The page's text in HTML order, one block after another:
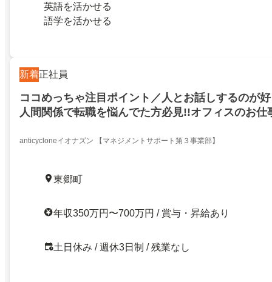
英語を活かせる
語学を活かせる
新着正社員
ココめっちゃ注目ポイント／人とお話しするのが
人間関係で転職を悩んでた方必見!!オフィスのお仕
×IONB事務
anticycloneイオナズン 【マネジメントサポート第３事業部】
東郷町
年収350万円〜700万円 / 賞与・昇給あり
土日休み / 週休3日制 / 残業なし